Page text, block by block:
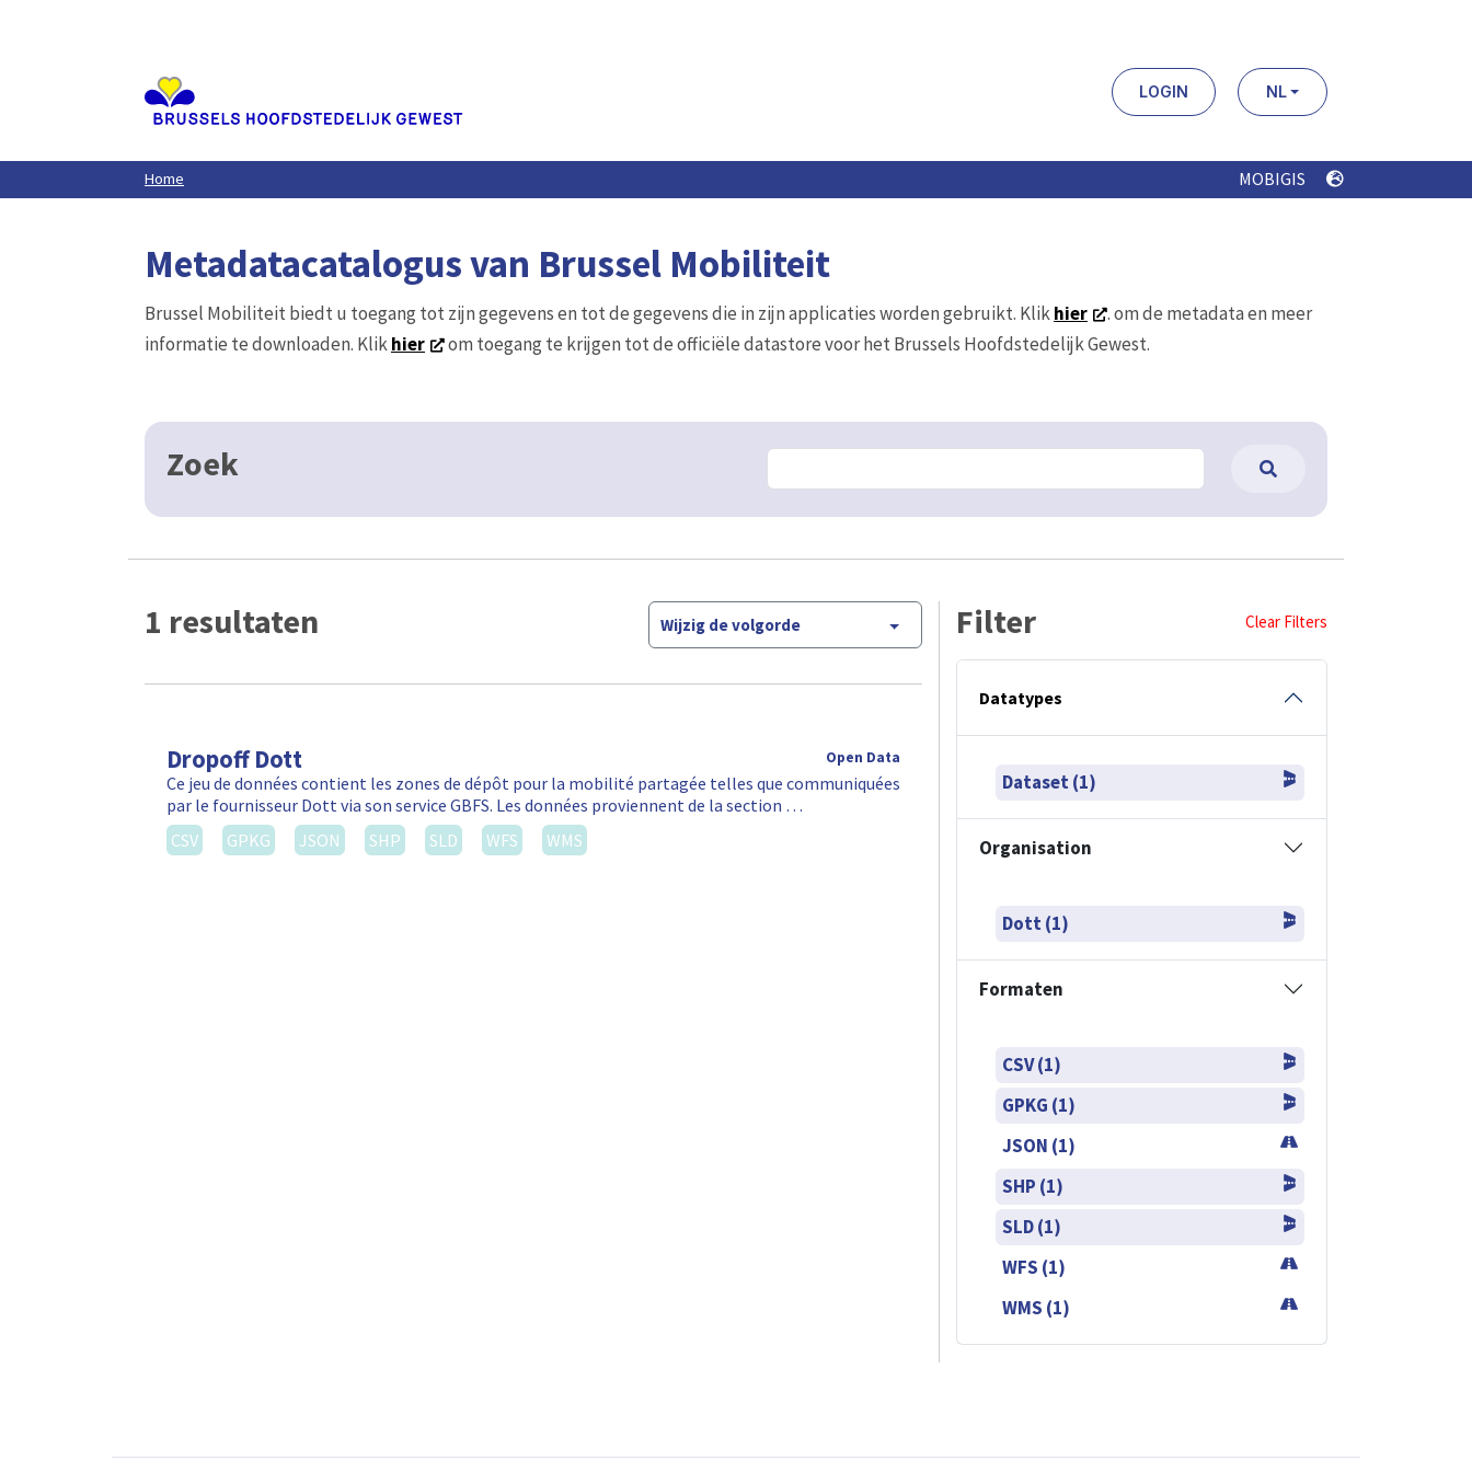
LOGIN NL
Home MOBIGIS
Metadatacatalogus van Brussel Mobiliteit
Brussel Mobiliteit biedt u toegang tot zijn gegevens en tot de gegevens die in zijn applicaties worden gebruikt. Klikhier
. om de metadata en meer
informatie te downloaden. Klikhier om toegang te krijgen tot de officiële datastore voor het Brussels Hoofdstedelijk Gewest.
Zoek
1 resultaten Wijzig de volgorde
Dropoff Dott Open Data
Ce jeu de données contient les zones de dépôt pour la mobilité partagée telles que communiquées
par le fournisseur Dott via son service GBFS. Les données proviennent de la section …
CSV
GPKG JSON SHP SLD WFS WMS
Filter Clear Filters
Datatypes
Dataset (1)
Organisation
Dott (1)
Formaten
CSV (1)
GPKG (1)
JSON (1)
SHP (1)
SLD (1)
WFS (1)
WMS (1)